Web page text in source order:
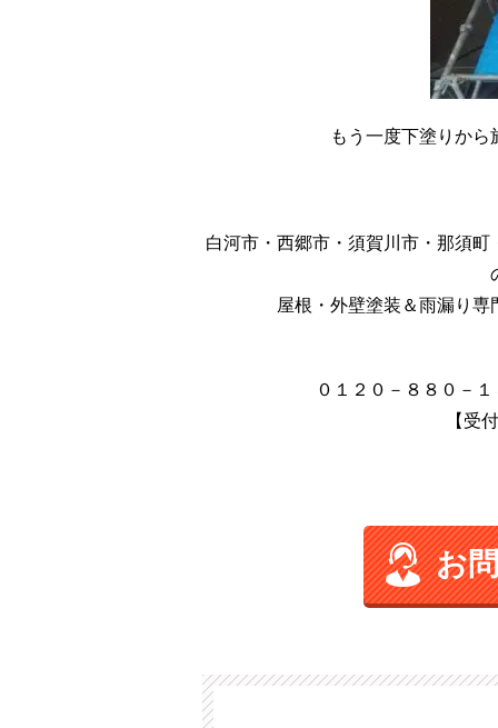
もう一度下塗りか
白河市・西郷市・須賀川市・那須
屋根・外壁塗装＆雨漏り
０１２０－８８０－
【受
お